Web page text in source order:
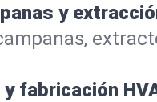
y
fabricación